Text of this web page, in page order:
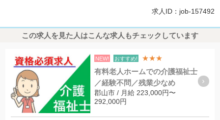
求人ID：job-157492
この求人を見た人はこんな求人もチェックしています
NEW! おすすめ! ★★★
有料老人ホームでの介護福祉士
／経験不問／残業少なめ
郡山市 / 月給 223,000円〜
292,000円